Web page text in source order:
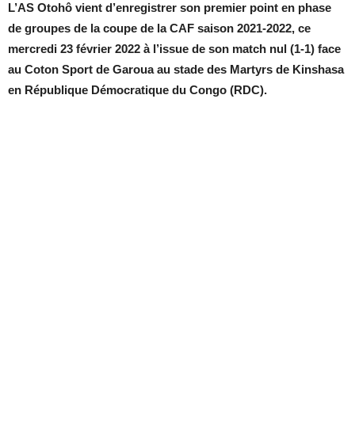
L’AS Otohô vient d’enregistrer son premier point en phase
de groupes de la coupe de la CAF saison 2021-2022, ce
mercredi 23 février 2022 à l’issue de son match nul (1-1) face
au Coton Sport de Garoua au stade des Martyrs de Kinshasa
en République Démocratique du Congo (RDC).